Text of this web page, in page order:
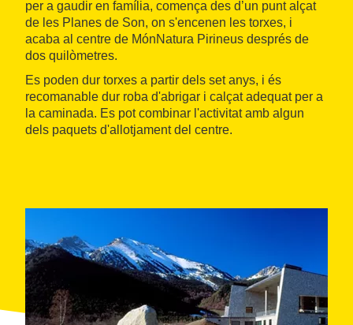
per a gaudir en família, comença des d’un punt alçat
de les Planes de Son, on s'encenen les torxes, i
acaba al centre de MónNatura Pirineus després de
dos quilòmetres.
Es poden dur torxes a partir dels set anys, i és
recomanable dur roba d'abrigar i calçat adequat per a
la caminada. Es pot combinar l'activitat amb algun
dels paquets d'allotjament del centre.